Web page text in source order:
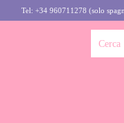
Tel: +34 960711278 (solo